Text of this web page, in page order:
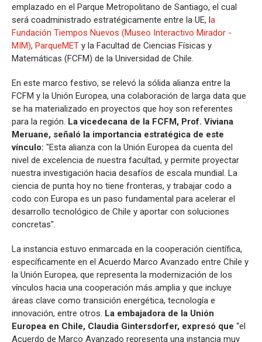
emplazado en el Parque Metropolitano de Santiago, el cual
será coadministrado estratégicamente entre la UE, la
Fundación Tiempos Nuevos (Museo Interactivo Mirador -
MIM), ParqueMET y la Facultad de Ciencias Físicas y
Matemáticas (FCFM) de la Universidad de Chile.
En este marco festivo, se relevó la sólida alianza entre la
FCFM y la Unión Europea, una colaboración de larga data que
se ha materializado en proyectos que hoy son referentes
para la región. La vicedecana de la FCFM, Prof. Viviana
Meruane, señaló la importancia estratégica de este
vínculo: "Esta alianza con la Unión Europea da cuenta del
nivel de excelencia de nuestra facultad, y permite proyectar
nuestra investigación hacia desafíos de escala mundial. La
ciencia de punta hoy no tiene fronteras, y trabajar codo a
codo con Europa es un paso fundamental para acelerar el
desarrollo tecnológico de Chile y aportar con soluciones
concretas".
La instancia estuvo enmarcada en la cooperación científica,
específicamente en el Acuerdo Marco Avanzado entre Chile y
la Unión Europea, que representa la modernización de los
vínculos hacia una cooperación más amplia y que incluye
áreas clave como transición energética, tecnología e
innovación, entre otros. La embajadora de la Unión
Europea en Chile, Claudia Gintersdorfer, expresó que “el
Acuerdo de Marco Avanzado representa una instancia muy